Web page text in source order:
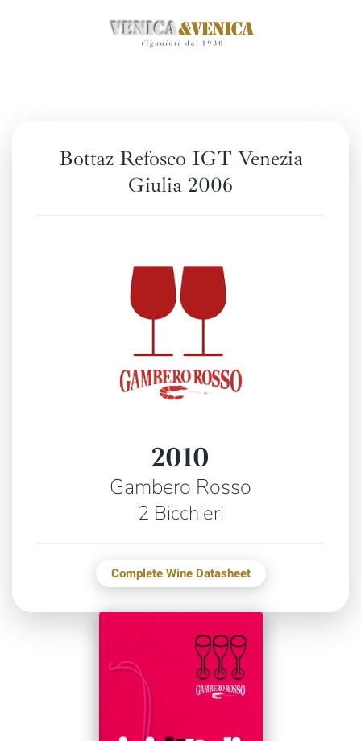
Bottaz Refosco IGT Venezia
Giulia 2006
2010
Gambero Rosso
2 Bicchieri
Complete Wine Datasheet